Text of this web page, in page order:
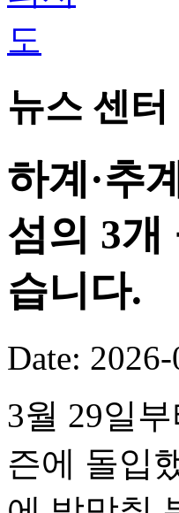
뉴스 센터
하계·추
섬의 3개
습니다.
Date:
3월 29일
즌에 돌입